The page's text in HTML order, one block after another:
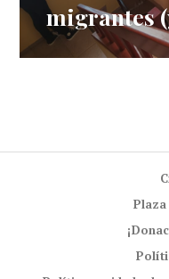
migrantes